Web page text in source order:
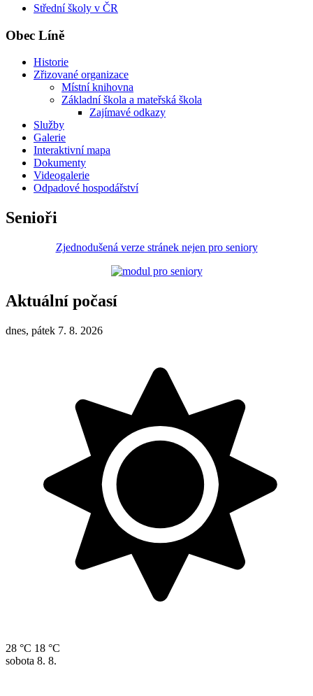
Střední školy v ČR
Obec Líně
Historie
Zřizované organizace
Místní knihovna
Základní škola a mateřská škola
Zajímavé odkazy
Služby
Galerie
Interaktivní mapa
Dokumenty
Videogalerie
Odpadové hospodářství
Senioři
Zjednodušená verze stránek nejen pro seniory
Aktuální počasí
dnes, pátek 7. 8. 2026
28 °C 18 °C
sobota 8. 8.